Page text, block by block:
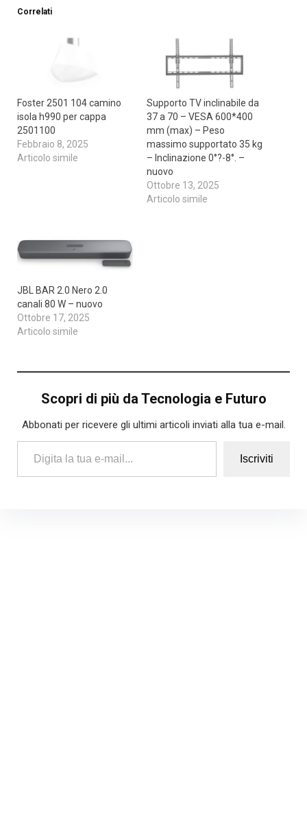
Correlati
Foster 2501 104 camino
isola h990 per cappa
2501100
Febbraio 8, 2025
Articolo simile
Supporto TV inclinabile da
37 a 70 – VESA 600*400
mm (max) – Peso
massimo supportato 35 kg
– Inclinazione 0°?-8°. –
nuovo
Ottobre 13, 2025
Articolo simile
JBL BAR 2.0 Nero 2.0
canali 80 W – nuovo
Ottobre 17, 2025
Articolo simile
Scopri di più da Tecnologia e Futuro
Abbonati per ricevere gli ultimi articoli inviati alla tua e-mail.
Digita la tua e-mail...
Iscriviti